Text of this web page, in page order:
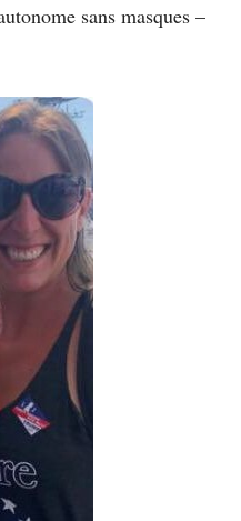
sans masques –